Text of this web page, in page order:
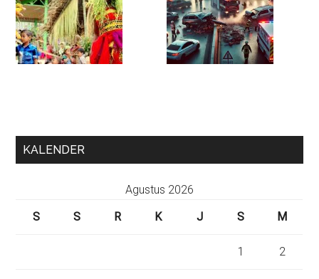
KALENDER
Agustus 2026
S
S R K J S M
1 2